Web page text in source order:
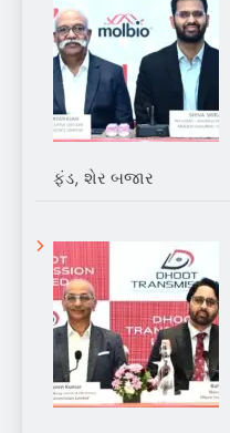
ફંડ, શેર બજાર